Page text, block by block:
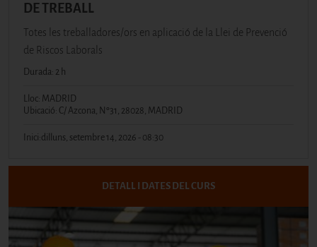
DE TREBALL
Totes les treballadores/ors en aplicació de la Llei de Prevenció
de Riscos Laborals
Durada: 2 h
Lloc: MADRID
Ubicació: C/ Azcona, Nº31, 28028, MADRID
Inici:dilluns, setembre 14, 2026 - 08:30
DETALL I DATES DEL CURS